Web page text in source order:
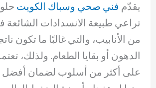
يقدّم فني صحي وسباك الكويت
تراعي طبيعة الانسدادات الشائعة
من الأنابيب، والتي غالبًا ما تكون
الدهون أو بقايا الطعام. ولذلك،
على أكثر من أسلوب لضمان أفضل